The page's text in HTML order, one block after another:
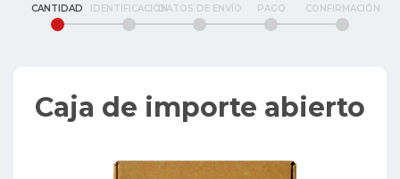
CANTIDAD IDENTIFICACIÓNDATOS DE ENVÍO PAGO CONFIRMACIÓN
Caja de importe abierto